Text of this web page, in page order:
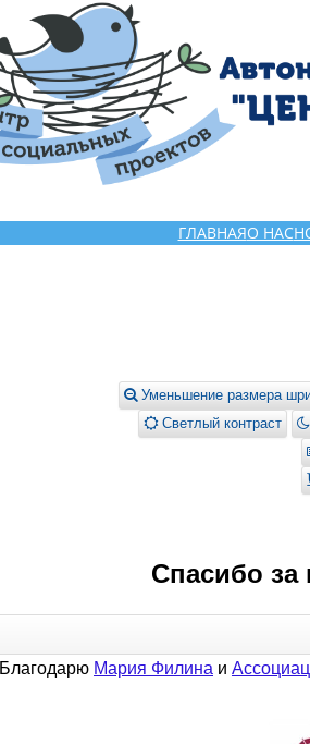
ГЛАВНАЯО НАС
Уменьшение размера
Светлый контраст
Спасибо за
Благодарю Мария Филина и